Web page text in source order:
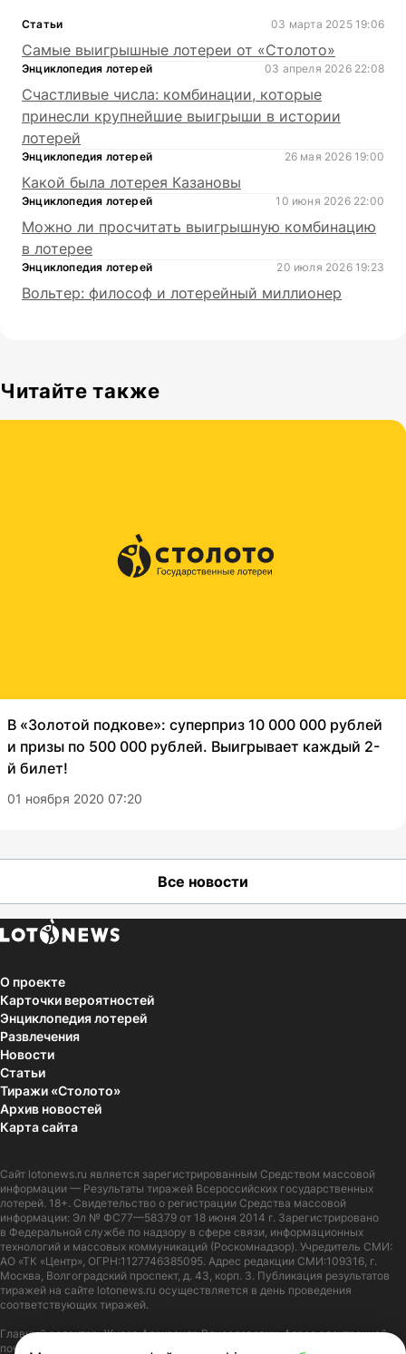
Статьи 03 марта 2025 19:06
Самые выигрышные лотереи от «Столото»
Энциклопедия лотерей 03 апреля 2026 22:08
Счастливые числа: комбинации, которые
принесли крупнейшие выигрыши в истории
лотерей
Энциклопедия лотерей 26 мая 2026 19:00
Какой была лотерея Казановы
Энциклопедия лотерей 10 июня 2026 22:00
Можно ли просчитать выигрышную комбинацию
в лотерее
Энциклопедия лотерей 20 июля 2026 19:23
Вольтер: философ и лотерейный миллионер
Читайте также
В «Золотой подкове»: суперприз 10 000 000 рублей
и призы по 500 000 рублей. Выигрывает каждый 2-
й билет!
01 ноября 2020 07:20
Все новости
О проекте
Карточки вероятностей
Энциклопедия лотерей
Развлечения
Новости
Статьи
Тиражи «Столото»
Архив новостей
Карта сайта
Сайт lotonews.ru является зарегистрированным Средством массовой
информации — Результаты тиражей Всероссийских государственных
лотерей. 18+. Свидетельство о регистрации Средства массовой
информации: Эл № ФС77—58379 от 18 июня 2014 г. Зарегистрировано
в Федеральной службе по надзору в сфере связи, информационных
технологий и массовых коммуникаций (Роскомнадзор). Учредитель СМИ:
АО «ТК «Центр», ОГРН:1127746385095. Адрес редакции СМИ:109316, г.
Москва, Волгоградский проспект, д. 43, корп. 3. Публикация результатов
тиражей на сайте lotonews.ru осуществляется в день проведения
соответствующих тиражей.
Главный редактор: Журов Александр Вячеславович. Адрес электронной
почты: